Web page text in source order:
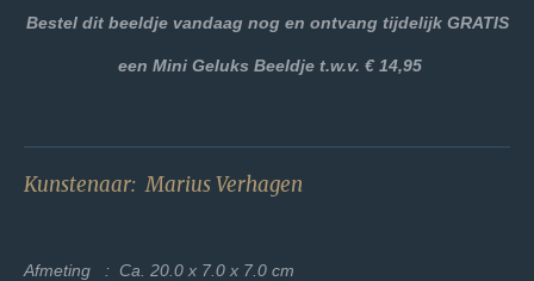
Bestel dit beeldje vandaag nog en ontvang tijdelijk GRATIS
een Mini Geluks Beeldje t.w.v. € 14,95
Kunstenaar: Marius Verhagen
Afmeting : Ca. 20.0 x 7.0 x 7.0 cm